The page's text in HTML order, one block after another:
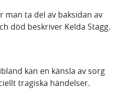
man ta del av baksidan av
död beskriver Kelda Stagg.
kan en känsla av sorg
tragiska händelser.